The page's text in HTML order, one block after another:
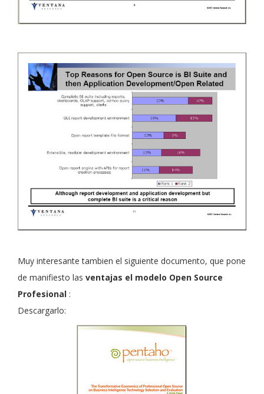
Muy interesante tambien el siguiente documento, que pone
de manifiesto las ventajas el modelo Open Source
Profesional :
Descargarlo: